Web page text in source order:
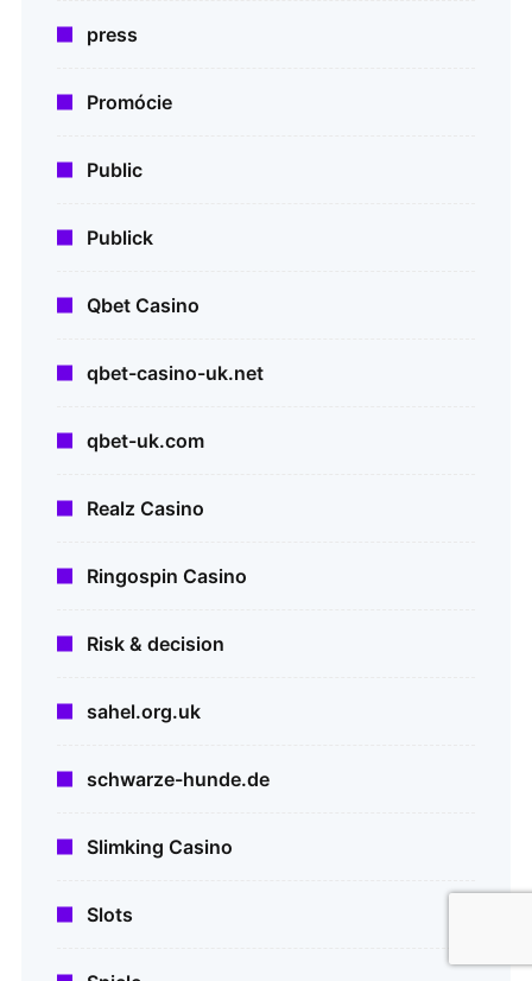
press
Promócie
Public
Publick
Qbet Casino
qbet-casino-uk.net
qbet-uk.com
Realz Casino
Ringospin Casino
Risk & decision
sahel.org.uk
schwarze-hunde.de
Slimking Casino
Slots